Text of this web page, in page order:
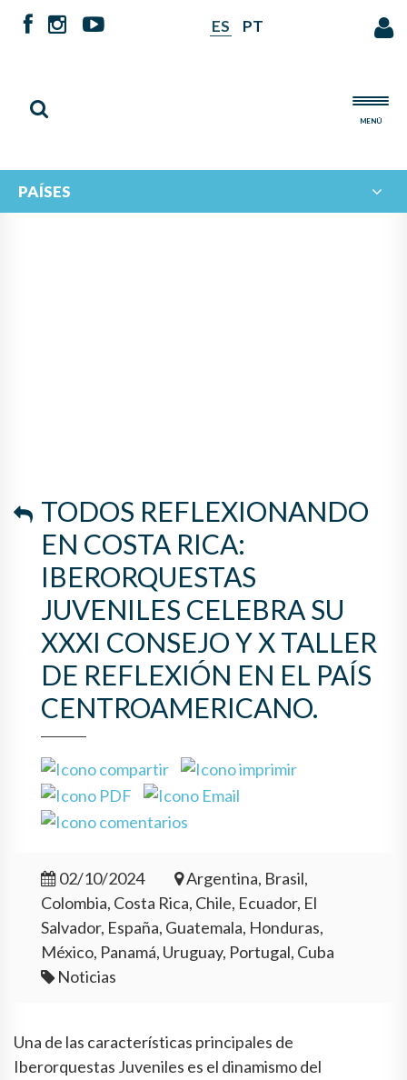
ES PT
MENÚ
PAÍSES
TODOS REFLEXIONANDO
EN COSTA RICA:
IBERORQUESTAS
JUVENILES CELEBRA SU
XXXI CONSEJO Y X TALLER
DE REFLEXIÓN EN EL PAÍS
CENTROAMERICANO.
02/10/2024
Argentina, Brasil,
Colombia, Costa Rica, Chile, Ecuador, El
Salvador, España, Guatemala, Honduras,
México, Panamá, Uruguay, Portugal, Cuba
Noticias
Una de las características principales de
Iberorquestas Juveniles es el dinamismo del